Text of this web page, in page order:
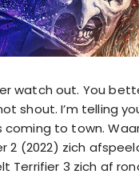
watch out. You
shout. I’m telling
coming to town.
2 (2022) zich
Terrifier 3 zich af